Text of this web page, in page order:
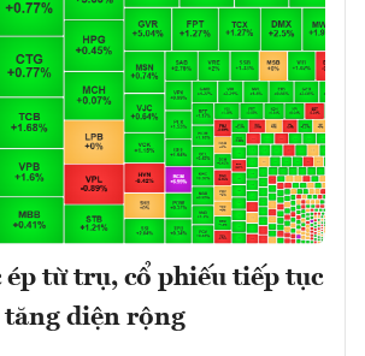
ép từ trụ, cổ phiếu tiếp tục
tăng diện rộng